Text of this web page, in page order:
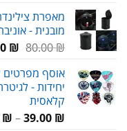
היה:
₪.
מאפרת
מובנית -
80.00₪
היה:
₪.
₪
יחידות -
קלאסית
39.00 ₪
–
₪